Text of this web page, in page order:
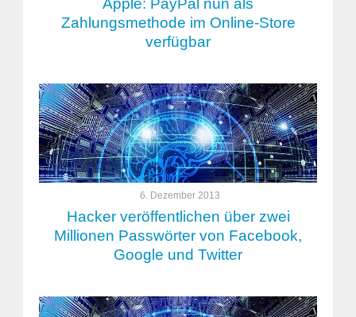
Apple: PayPal nun als
Zahlungsmethode im Online-Store
verfügbar
6. Dezember 2013
Hacker veröffentlichen über zwei
Millionen Passwörter von Facebook,
Google und Twitter